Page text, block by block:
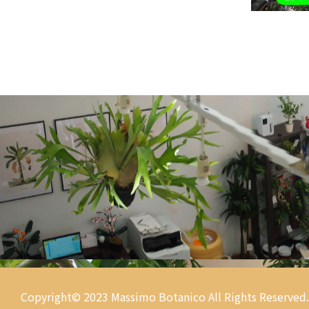
Copyright© 2023 Massimo Botanico All Rights Reserved.